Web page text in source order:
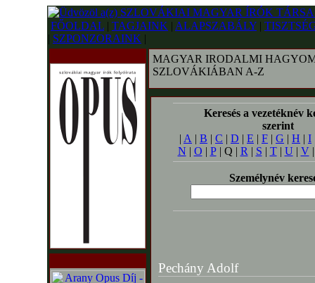
FŐOLDAL | TAGJAINK | ALAPSZABÁLY |
| SZPONZORAINK |
MAGYAR IRODALMI
SZLOVÁKIÁBAN A-Z
Keresés a vezetéknév
szerint
| A | B | C | D | E | F | G | H | I
N | O | P| Q | R | S | T| U | V
Személynév
Pechány Adolf